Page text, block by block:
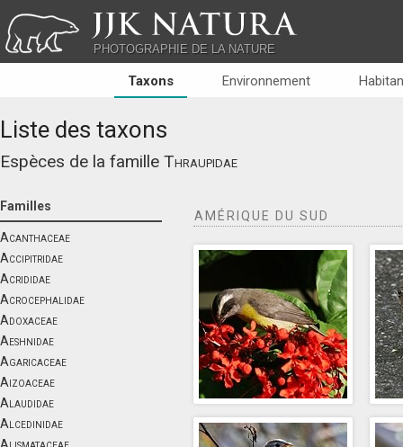
JJK NATURA
PHOTOGRAPHIE DE LA NATURE
Taxons Environnement
Liste des taxons
Espèces de la famille Thraupidae
Familles
Acanthaceae
Accipitridae
Acrididae
Acrocephalidae
Adoxaceae
Aeshnidae
Agaricaceae
Aizoaceae
Alaudidae
Alcedinidae
AMÉRIQUE DU SUD